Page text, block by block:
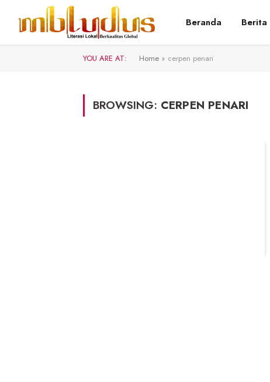
Beranda Berita
YOU ARE AT: Home » cerpen penari
BROWSING: CERPEN PENARI